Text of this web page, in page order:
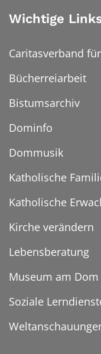
Wichtige
Caritasverband
Bücherreiarbeit
Bistumsarchiv
Dominfo
Dommusik
Katholische
Katholische
Kirche verändern
Lebensberatung
Museum am Dom
Soziale